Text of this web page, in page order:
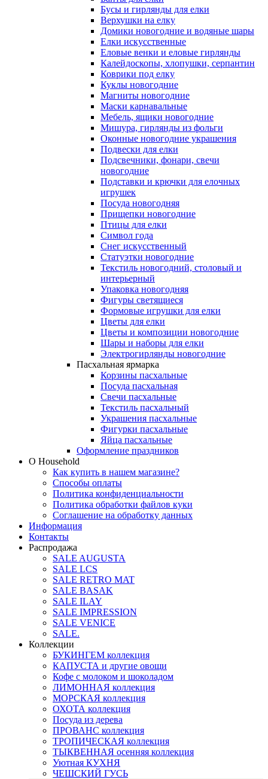
Бусы и гирлянды для елки
Верхушки на елку
Домики новогодние и водяные шары
Елки искусственные
Еловые венки и еловые гирлянды
Калейдоскопы, хлопушки, серпантин
Коврики под елку
Куклы новогодние
Магниты новогодние
Маски карнавальные
Мебель, ящики новогодние
Мишура, гирлянды из фольги
Оконные новогодние украшения
Подвески для елки
Подсвечники, фонари, свечи
новогодние
Подставки и крючки для елочных
игрушек
Посуда новогодняя
Прищепки новогодние
Птицы для елки
Символ года
Снег искусственный
Статуэтки новогодние
Текстиль новогодний, столовый и
интерьерный
Упаковка новогодняя
Фигуры светящиеся
Формовые игрушки для елки
Цветы для елки
Цветы и композиции новогодние
Шары и наборы для елки
Электрогирлянды новогодние
Пасхальная ярмарка
Корзины пасхальные
Посуда пасхальная
Свечи пасхальные
Текстиль пасхальный
Украшения пасхальные
Фигурки пасхальные
Яйца пасхальные
Оформление праздников
О Household
Как купить в нашем магазине?
Способы оплаты
Политика конфиденциальности
Политика обработки файлов куки
Соглашение на обработку данных
Информация
Контакты
Распродажа
SALE AUGUSTA
SALE LCS
SALE RETRO MAT
SALE BASAK
SALE ILAY
SALE IMPRESSION
SALE VENICE
SALE.
Коллекции
БУКИНГЕМ коллекция
КАПУСТА и другие овощи
Кофе с молоком и шоколадом
ЛИМОННАЯ коллекция
МОРСКАЯ коллекция
ОХОТА коллекция
Посуда из дерева
ПРОВАНС коллекция
ТРОПИЧЕСКАЯ коллекция
ТЫКВЕННАЯ осенняя коллекция
Уютная КУХНЯ
ЧЕШСКИЙ ГУСЬ